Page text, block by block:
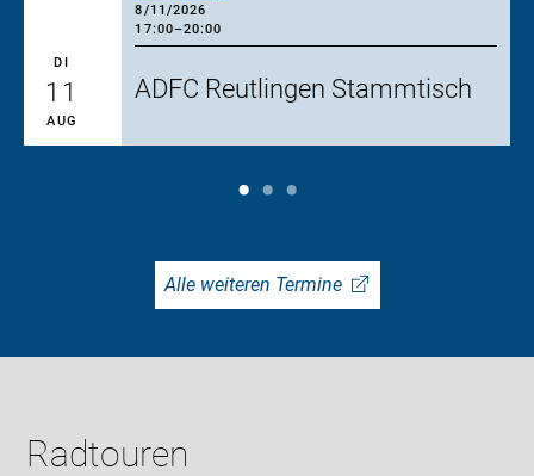
8/11/2026
17:00–20:00
DI
11
AUG
ADFC Reutlingen Stammtisch
Alle weiteren Termine
Radtouren